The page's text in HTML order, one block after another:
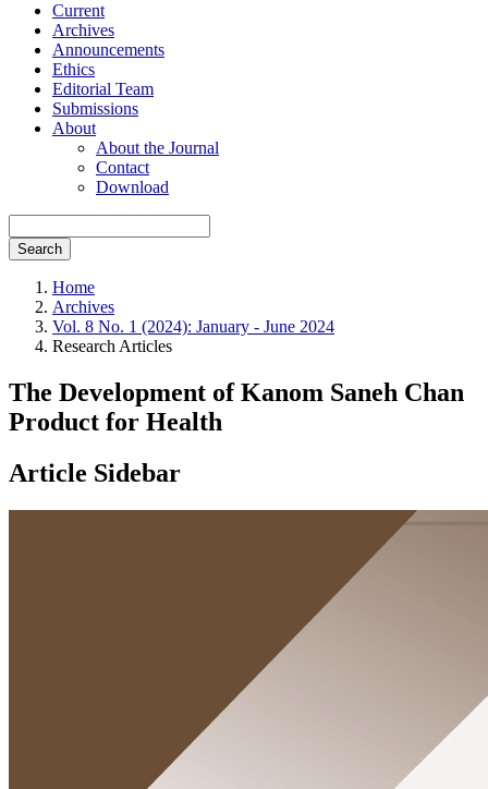
Current
Archives
Announcements
Ethics
Editorial Team
Submissions
About
About the Journal
Contact
Download
Search
Home
Archives
Vol. 8 No. 1 (2024): January - June 2024
Research Articles
The Development of Kanom Saneh Chan
Product for Health
Article Sidebar